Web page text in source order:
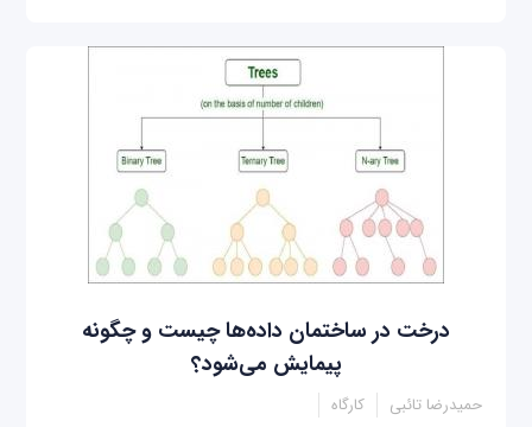
درخت در ساختمان داده‌ها چیست و چگونه
پیمایش می‌شود؟
حمیدرضا تائبی کارگاه